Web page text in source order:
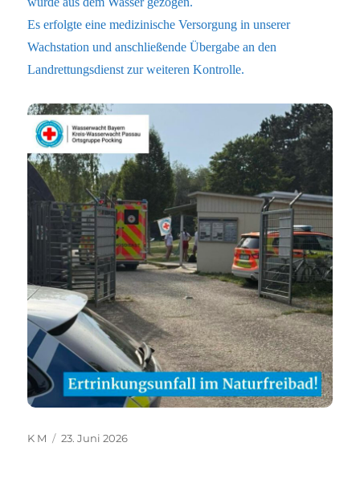
Es erfolgte eine medizinische Versorgung in unserer
Wachstation und anschließende Übergabe an den
Landrettungsdienst zur weiteren Kontrolle.
Autor
K M
Veröffentlicht
23. Juni 2026